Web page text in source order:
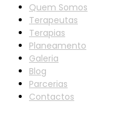
Quem Somos
Terapeutas
Terapias
Planeamento
Galeria
Blog
Parcerias
Contactos